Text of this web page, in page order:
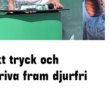
tryck och
fram djurfri